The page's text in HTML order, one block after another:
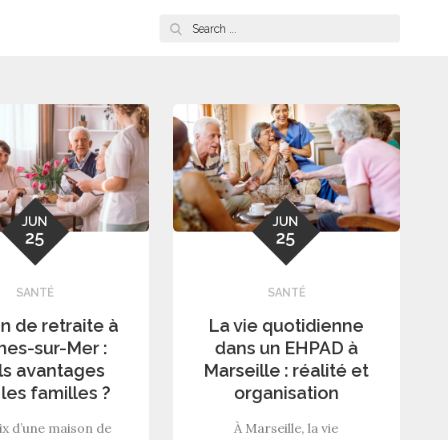
Search
JUN
25
SANTÉ
de retraite à
sur-Mer :
avantages
familles ?
d’une maison de
JUN
25
SANTÉ
La vie quotidienne
dans un EHPAD à
Marseille : réalité et
organisation
À Marseille, la vie